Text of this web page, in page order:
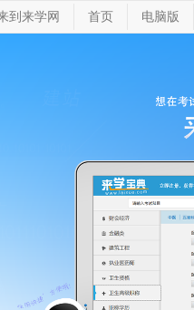
到来学网 首页 电脑版